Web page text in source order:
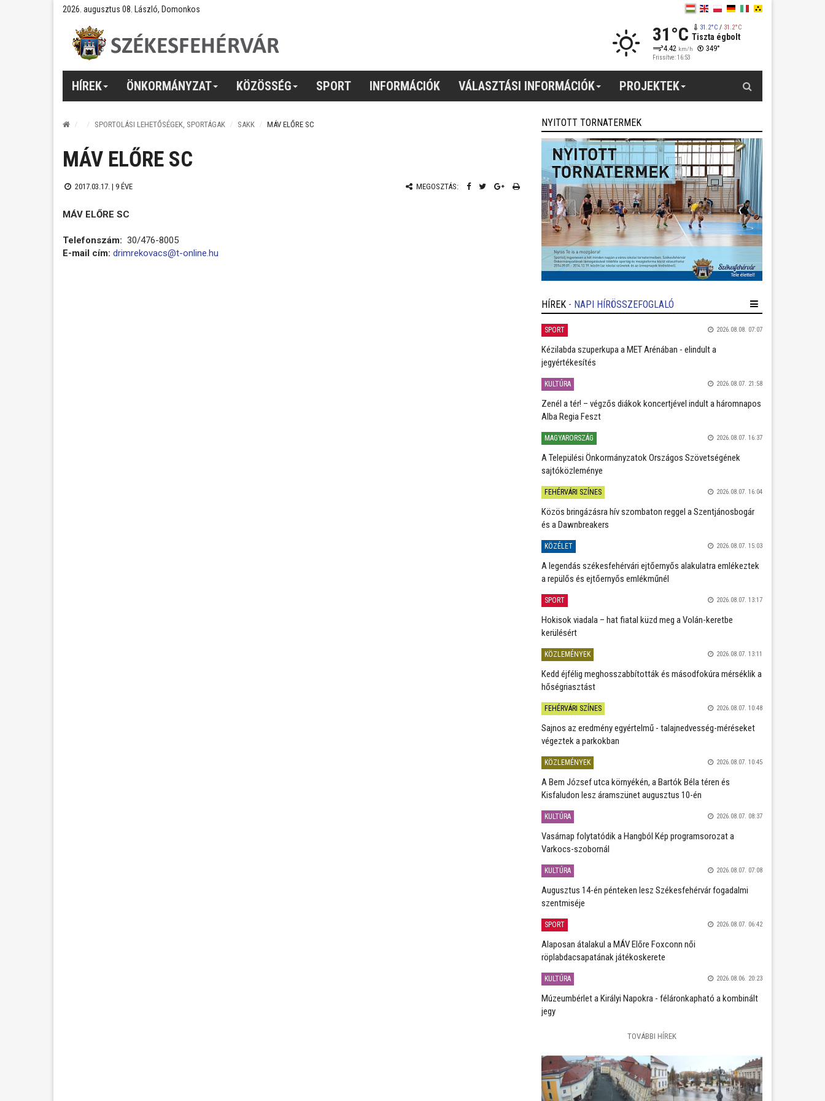
2026. augusztus 08. László, Domonkos
31°C 31.2°C/ 31.2°C
Tiszta égbolt
4.42 km/h 349°
Frissítve: 16:53
HÍREK ÖNKORMÁNYZAT KÖZÖSSÉG SPORT INFORMÁCIÓK VÁLASZTÁSI INFORMÁCIÓK PROJEKTEK
SPORTOLÁSI LEHETŐSÉGEK, SPORTÁGAK SAKK MÁV ELŐRE SC
MÁV ELŐRE SC
2017.03.17. | 9 ÉVE MEGOSZTÁS:
MÁV ELŐRE SC
Telefonszám: 30/476-8005
E-mail cím: drimrekovacs@t-online.hu
NYITOTT TORNATERMEK
HÍREK - NAPI HÍRÖSSZEFOGLALÓ
SPORT 2026.08.08. 07:07
Kézilabda szuperkupa a MET Arénában - elindult a
jegyértékesítés
KULTÚRA 2026.08.07. 21:58
Zenél a tér! – végzős diákok koncertjével indult a háromnapos
Alba Regia Feszt
MAGYARORSZÁG 2026.08.07. 16:37
A Települési Önkormányzatok Országos Szövetségének
sajtóközleménye
FEHÉRVÁRI SZÍNES 2026.08.07. 16:04
Közös bringázásra hív szombaton reggel a Szentjánosbogár
és a Dawnbreakers
KÖZÉLET 2026.08.07. 15:03
A legendás székesfehérvári ejtőernyős alakulatra emlékeztek
a repülős és ejtőernyős emlékműnél
SPORT 2026.08.07. 13:17
Hokisok viadala – hat fiatal küzd meg a Volán-keretbe
kerülésért
KÖZLEMÉNYEK 2026.08.07. 13:11
Kedd éjfélig meghosszabbították és másodfokúra mérséklik a
hőségriasztást
FEHÉRVÁRI SZÍNES 2026.08.07. 10:48
Sajnos az eredmény egyértelmű - talajnedvesség-méréseket
végeztek a parkokban
KÖZLEMÉNYEK 2026.08.07. 10:45
A Bem József utca környékén, a Bartók Béla téren és
Kisfaludon lesz áramszünet augusztus 10-én
KULTÚRA 2026.08.07. 08:37
Vasárnap folytatódik a Hangból Kép programsorozat a
Varkocs-szobornál
KULTÚRA 2026.08.07. 07:08
Augusztus 14-én pénteken lesz Székesfehérvár fogadalmi
szentmiséje
SPORT 2026.08.07. 06:42
Alaposan átalakul a MÁV Előre Foxconn női
röplabdacsapatának játékoskerete
KULTÚRA 2026.08.06. 20:23
Múzeumbérlet a Királyi Napokra - féláronkapható a kombinált
jegy
TOVÁBBI HÍREK